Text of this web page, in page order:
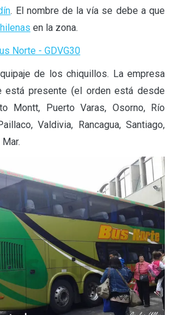
. El nombre de la vía se debe a que
en la zona.
de los chiquillos. La empresa
está presente (el orden está desde
Montt, Puerto Varas, Osorno, Río
Valdivia, Rancagua, Santiago,